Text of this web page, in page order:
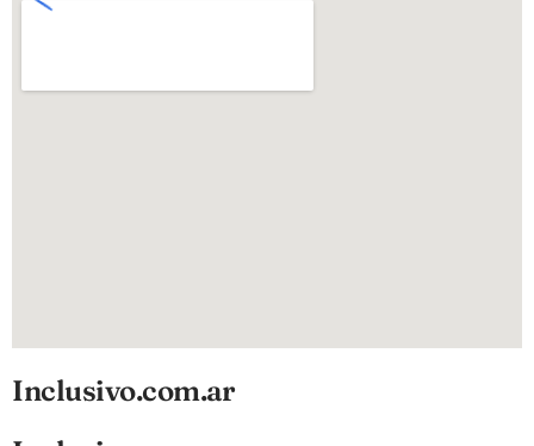
Inclusivo.com.ar